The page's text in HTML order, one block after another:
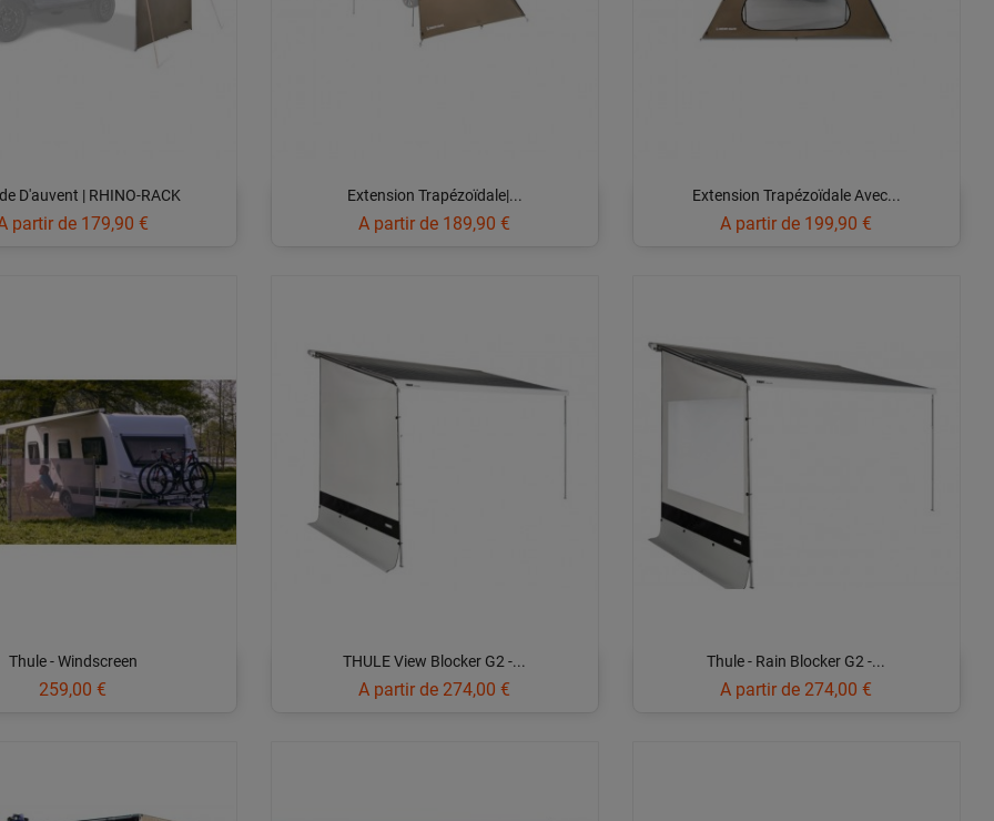
D'auvent | RHINO-RACK
partir de Prix
179,90 €
Extension Trapézoïdale|...
A partir de Prix
189,90 €
Extension Trapézoïdale Avec...
A partir de Prix
199,90 €
Thule - Windscreen
Prix
259,00 €
THULE View Blocker G2 -...
A partir de Prix
274,00 €
Thule - Rain Blocker G2 -...
A partir de Prix
274,00 €